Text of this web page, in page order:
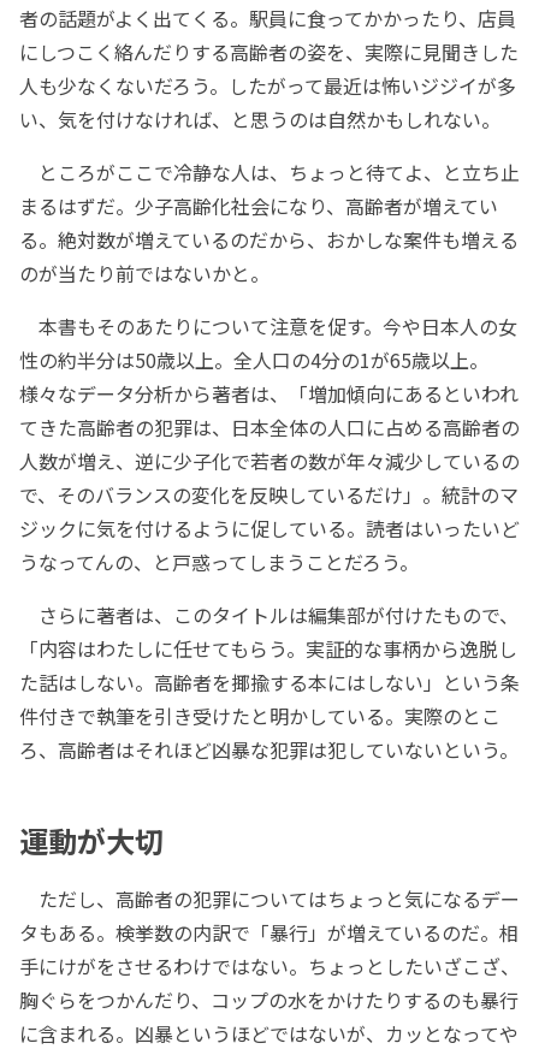
者の話題がよく出てくる。駅員に食ってかかったり、店員
にしつこく絡んだりする高齢者の姿を、実際に見聞きした
人も少なくないだろう。したがって最近は怖いジジイが多
い、気を付けなければ、と思うのは自然かもしれない。
ところがここで冷静な人は、ちょっと待てよ、と立ち止
まるはずだ。少子高齢化社会になり、高齢者が増えてい
る。絶対数が増えているのだから、おかしな案件も増える
のが当たり前ではないかと。
本書もそのあたりについて注意を促す。今や日本人の女
性の約半分は50歳以上。全人口の4分の1が65歳以上。
様々なデータ分析から著者は、「増加傾向にあるといわれ
てきた高齢者の犯罪は、日本全体の人口に占める高齢者の
人数が増え、逆に少子化で若者の数が年々減少しているの
で、そのバランスの変化を反映しているだけ」。統計のマ
ジックに気を付けるように促している。読者はいったいど
うなってんの、と戸惑ってしまうことだろう。
さらに著者は、このタイトルは編集部が付けたもので、
「内容はわたしに任せてもらう。実証的な事柄から逸脱し
た話はしない。高齢者を揶揄する本にはしない」という条
件付きで執筆を引き受けたと明かしている。実際のとこ
ろ、高齢者はそれほど凶暴な犯罪は犯していないという。
運動が大切
ただし、高齢者の犯罪についてはちょっと気になるデー
タもある。検挙数の内訳で「暴行」が増えているのだ。相
手にけがをさせるわけではない。ちょっとしたいざこざ、
胸ぐらをつかんだり、コップの水をかけたりするのも暴行
に含まれる。凶暴というほどではないが、カッとなってや